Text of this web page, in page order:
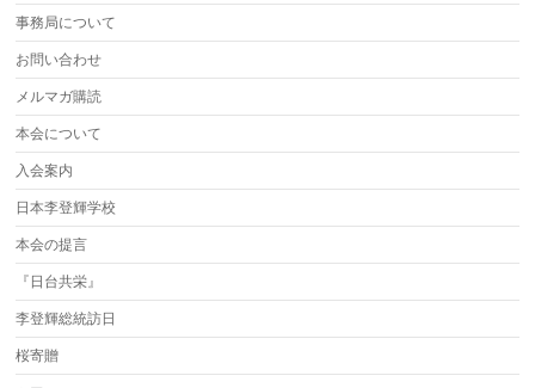
事務局について
お問い合わせ
メルマガ購読
本会について
入会案内
日本李登輝学校
本会の提言
『日台共栄』
李登輝総統訪日
桜寄贈